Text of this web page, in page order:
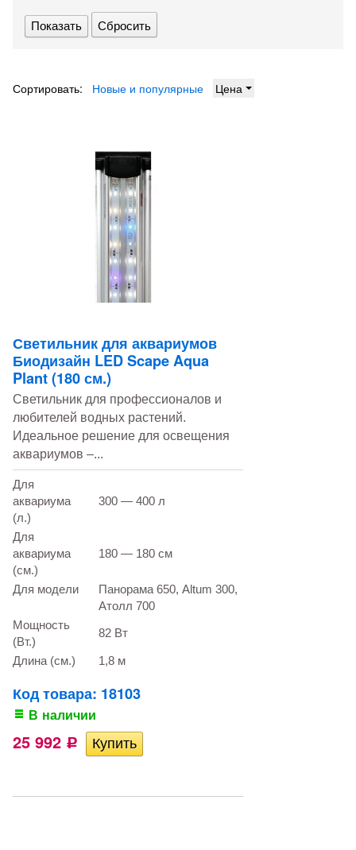
Сбросить
Сортировать: Новые и популярные Цена
Светильник для аквариумов
Биодизайн LED Scape Aqua
Plant (180 см.)
Светильник для профессионалов и
любителей водных растений.
Идеальное решение для освещения
аквариумов –...
Для
аквариума
(л.)
300 — 400 л
Для
аквариума
(см.)
180 — 180 см
Для модели
Панорама 650, Altum 300,
Атолл 700
Мощность
(Вт.)
82 Вт
Длина (см.) 1,8 м
Код товара: 18103
В наличии
25 992 Р